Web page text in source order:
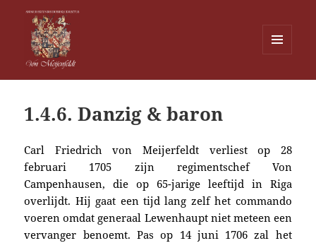
WIDGETS
1.4.6. Danzig & baron
Carl Friedrich von Meijerfeldt verliest op 28
februari 1705 zijn regimentschef Von
Campenhausen, die op 65-jarige leeftijd in Riga
overlijdt. Hij gaat een tijd lang zelf het commando
voeren omdat generaal Lewenhaupt niet meteen een
vervanger benoemt. Pas op 14 juni 1706 zal het